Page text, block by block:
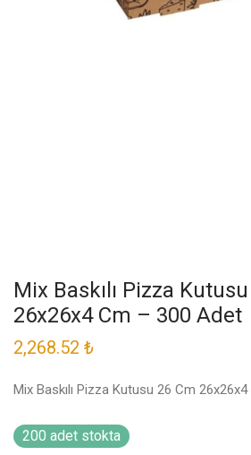
Mix Baskılı Pizza
26x26x4 Cm – 300 Adet
2,268.52 ₺
Mix Baskılı Pizza Kutusu 26 Cm
200 adet stokta